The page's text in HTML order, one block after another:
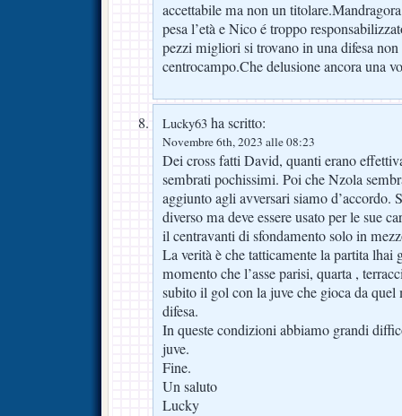
accettabile ma non un
pesa l’età e Nico é troppo
pezzi migliori si trovano in una difesa non
centrocampo.Che delusione ancora una
Lucky63 ha scritto:
Novembre 6th, 2023 alle 08:23
Dei cross fatti David, quanti erano
sembrati pochissimi. Poi che Nzola
aggiunto agli avversari siamo d’accordo.
diverso ma deve essere usato per le sue
il centravanti di sfondamento solo in
La verità è che tatticamente la partita lhai
momento che l’asse parisi, quarta ,
subito il gol con la juve che gioca da quel
difesa.
In queste condizioni abbiamo grandi
juve.
Fine.
Un saluto
Lucky